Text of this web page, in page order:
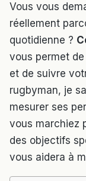
Vous vous
réellement
quotidienne ?
vous permet
et de suivre
rugbyman, je
mesurer ses
vous marchiez
des objectifs
vous aidera à